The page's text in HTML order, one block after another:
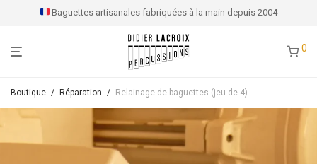
Baguettes artisanales fabriquées à la main depuis 2004
0
Boutique / Réparation / Relainage de baguettes (jeu de 4)